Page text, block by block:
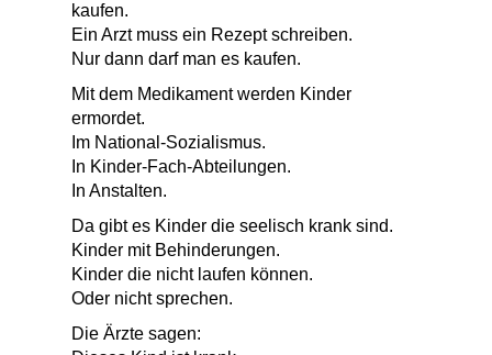
kaufen.
Ein Arzt muss ein Rezept schreiben.
Nur dann darf man es kaufen.
Mit dem Medikament werden Kinder
ermordet.
Im National-Sozialismus.
In Kinder-Fach-Abteilungen.
In Anstalten.
Da gibt es Kinder die seelisch krank sind.
Kinder mit Behinderungen.
Kinder die nicht laufen können.
Oder nicht sprechen.
Die Ärzte sagen: